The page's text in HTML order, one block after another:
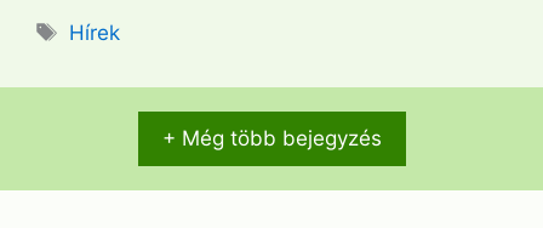
Címkék
Hírek
+ Még több bejegyzés